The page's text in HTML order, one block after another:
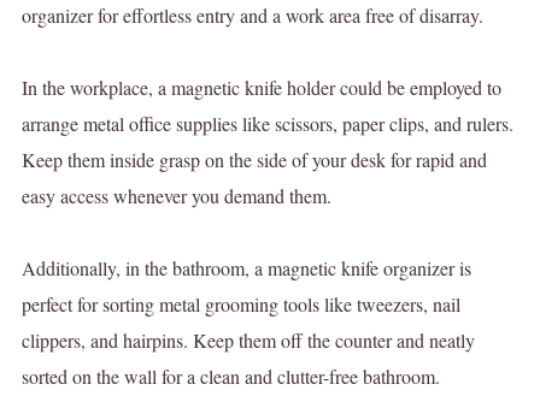
organizer for effortless entry and a work area free of disarray.
In the workplace, a magnetic knife holder could be employed to
arrange metal office supplies like scissors, paper clips, and rulers.
Keep them inside grasp on the side of your desk for rapid and
easy access whenever you demand them.
Additionally, in the bathroom, a magnetic knife organizer is
perfect for sorting metal grooming tools like tweezers, nail
clippers, and hairpins. Keep them off the counter and neatly
sorted on the wall for a clean and clutter-free bathroom.